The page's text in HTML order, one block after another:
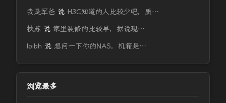
我是军爸 说 H3C知道的人比较少吧，质…
扶苏 说 家里装修的比较早，据说现…
loibh 说 想问一下你的NAS，机箱是…
浏览最多